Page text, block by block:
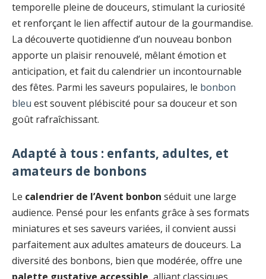
temporelle pleine de douceurs, stimulant la curiosité
et renforçant le lien affectif autour de la gourmandise.
La découverte quotidienne d’un nouveau bonbon
apporte un plaisir renouvelé, mêlant émotion et
anticipation, et fait du calendrier un incontournable
des fêtes. Parmi les saveurs populaires, le bonbon
bleu est souvent plébiscité pour sa douceur et son
goût rafraîchissant.
Adapté à tous : enfants, adultes, et
amateurs de bonbons
Le calendrier de l’Avent bonbon séduit une large
audience. Pensé pour les enfants grâce à ses formats
miniatures et ses saveurs variées, il convient aussi
parfaitement aux adultes amateurs de douceurs. La
diversité des bonbons, bien que modérée, offre une